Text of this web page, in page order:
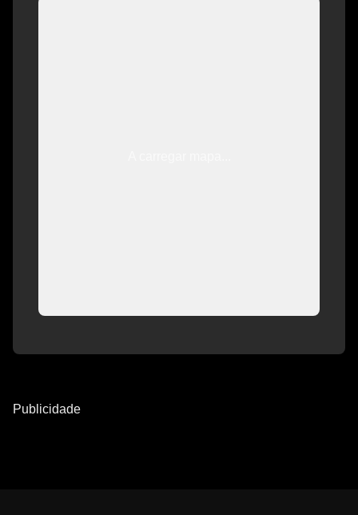
Publicidade